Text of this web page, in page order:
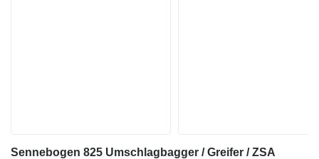
Sennebogen 825 Umschlagbagger / Greifer / ZSA